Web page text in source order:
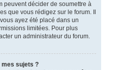
peuvent décider de soumettre à
que vous rédigez sur le forum. Il
ayez été placé dans un
limitées. Pour plus
un administrateur du forum.
sujets ?